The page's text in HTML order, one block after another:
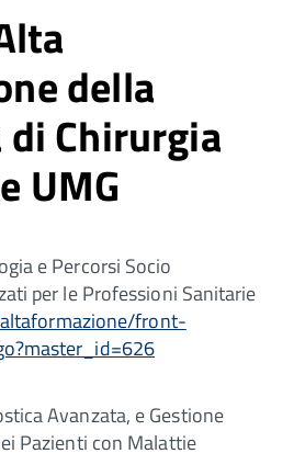
della
Chirurgia
UMG
e Percorsi Socio
per le Professioni Sanitarie
front-
Avanzata, e Gestione
Pazienti con Malattie